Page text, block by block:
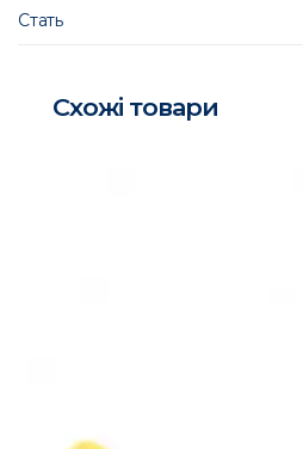
Стать
Схожі товари